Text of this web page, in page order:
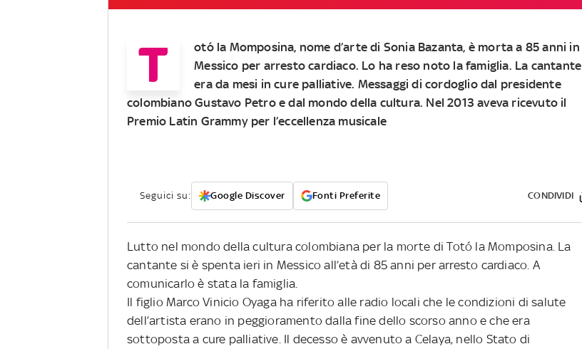
T
otó la Momposina, nome d’arte di Sonia Bazanta, è morta a 85 anni in
Messico per arresto cardiaco. Lo ha reso noto la famiglia. La cantante
era da mesi in cure palliative. Messaggi di cordoglio dal presidente
colombiano Gustavo Petro e dal mondo della cultura. Nel 2013 aveva ricevuto il
Premio Latin Grammy per l’eccellenza musicale
Seguici su: Google Discover Fonti Preferite CONDIVIDI
Lutto nel mondo della cultura colombiana per la morte di Totó la Momposina. La
cantante si è spenta ieri in Messico all’età di 85 anni per arresto cardiaco. A
comunicarlo è stata la famiglia.
Il figlio Marco Vinicio Oyaga ha riferito alle radio locali che le condizioni di salute
dell’artista erano in peggioramento dalla fine dello scorso anno e che era
sottoposta a cure palliative. Il decesso è avvenuto a Celaya, nello Stato di